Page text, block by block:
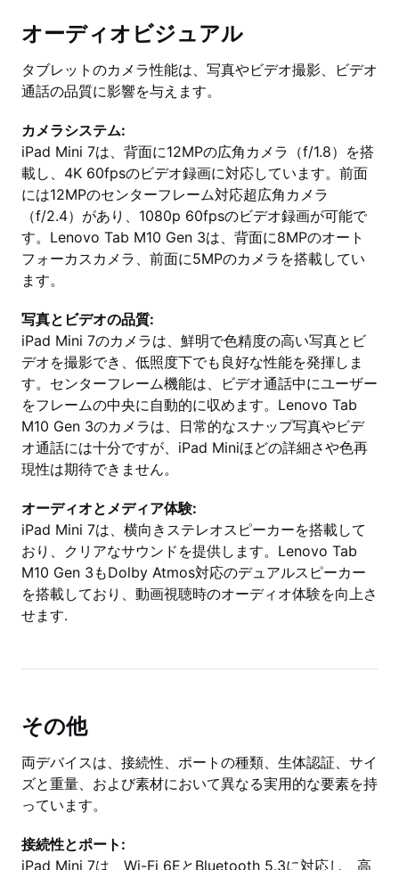
オーディオビジュアル
タブレットのカメラ性能は、写真やビデオ撮影、ビデオ
通話の品質に影響を与えます。
カメラシステム:
iPad Mini 7は、背面に12MPの広角カメラ（f/1.8）を搭
載し、4K 60fpsのビデオ録画に対応しています。前面
には12MPのセンターフレーム対応超広角カメラ
（f/2.4）があり、1080p 60fpsのビデオ録画が可能で
す。Lenovo Tab M10 Gen 3は、背面に8MPのオート
フォーカスカメラ、前面に5MPのカメラを搭載してい
ます。
写真とビデオの品質:
iPad Mini 7のカメラは、鮮明で色精度の高い写真とビ
デオを撮影でき、低照度下でも良好な性能を発揮しま
す。センターフレーム機能は、ビデオ通話中にユーザー
をフレームの中央に自動的に収めます。Lenovo Tab
M10 Gen 3のカメラは、日常的なスナップ写真やビデ
オ通話には十分ですが、iPad Miniほどの詳細さや色再
現性は期待できません。
オーディオとメディア体験:
iPad Mini 7は、横向きステレオスピーカーを搭載して
おり、クリアなサウンドを提供します。Lenovo Tab
M10 Gen 3もDolby Atmos対応のデュアルスピーカー
を搭載しており、動画視聴時のオーディオ体験を向上さ
せます.
その他
両デバイスは、接続性、ポートの種類、生体認証、サイ
ズと重量、および素材において異なる実用的な要素を持
っています。
接続性とポート:
iPad Mini 7は、Wi-Fi 6EとBluetooth 5.3に対応し、高